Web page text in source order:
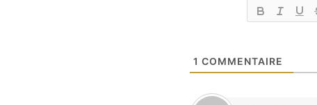
1 COMMENTAIRE